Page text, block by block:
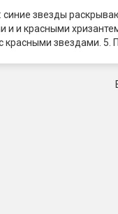
синие звезды
и и красными
звездами.